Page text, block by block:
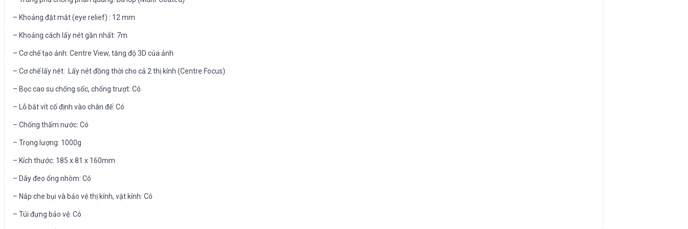
– Khoảng đặt mắt (eye relief) : 12 mm
– Khoảng cách lấy nét gần nhất: 7m
– Cơ chế tạo ảnh: Centre View, tăng độ 3D của ảnh
– Cơ chế lấy nét: Lấy nét đồng thời cho cả 2 thị kính (Centre Focus)
– Bọc cao su chống sốc, chống trượt: Có
– Lỗ bắt vít cố định vào chân đế: Có
– Chống thấm nước: Có
– Trọng lượng: 1000g
– Kích thước: 185 x 81 x 160mm
– Dây đeo ống nhòm: Có
– Nắp che bụi và bảo vệ thị kính, vật kính: Có
– Túi đựng bảo vệ: Có